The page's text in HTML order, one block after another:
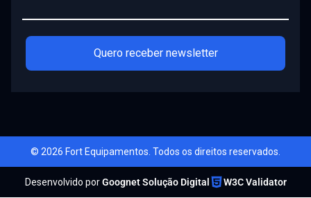
Quero receber newsletter
© 2026 Fort Equipamentos. Todos os direitos reservados.
Desenvolvido porGoognet Solução Digital W3C Validator